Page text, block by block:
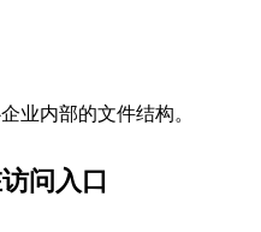
业内部的文件结构。
问入口